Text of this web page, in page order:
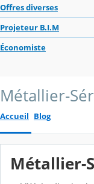
Offres diverses
Projeteur B.I.M
Économiste
Métallier-
Accueil Blog
Métallier-